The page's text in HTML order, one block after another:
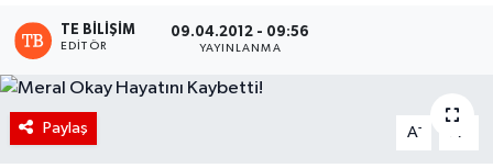
TE BILIŞIM
EDITÖR
09.04.2012 - 09:56
YAYINLANMA
Paylaş A- A